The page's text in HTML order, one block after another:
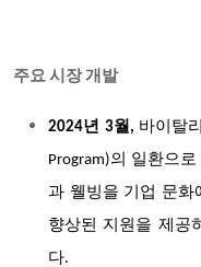
주요 시장 개발
2024년 3월, 바이탈
Program)의 일환으
과 웰빙을 기업 문화
향상된 지원을 제공
다.